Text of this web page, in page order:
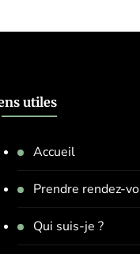
utiles
Accueil
Prendre rendez-
Qui suis-je ?